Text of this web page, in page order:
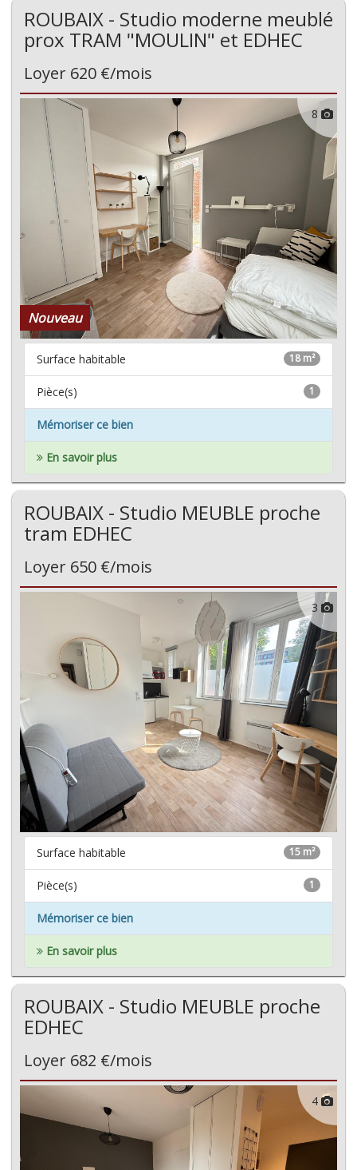
ROUBAIX - Studio moderne meublé
prox TRAM "MOULIN" et EDHEC
Loyer 620 €/mois
8
Nouveau
18 m²
Surface habitable
1
Pièce(s)
Mémoriser ce bien
En savoir plus
ROUBAIX - Studio MEUBLE proche
tram EDHEC
Loyer 650 €/mois
3
15 m²
Surface habitable
1
Pièce(s)
Mémoriser ce bien
En savoir plus
ROUBAIX - Studio MEUBLE proche
EDHEC
Loyer 682 €/mois
4